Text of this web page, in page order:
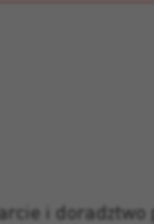
i doradztwo